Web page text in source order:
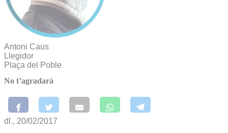
Antoni Caus
Llegidor
Plaça del Poble
No t’agradarà
dl., 20/02/2017